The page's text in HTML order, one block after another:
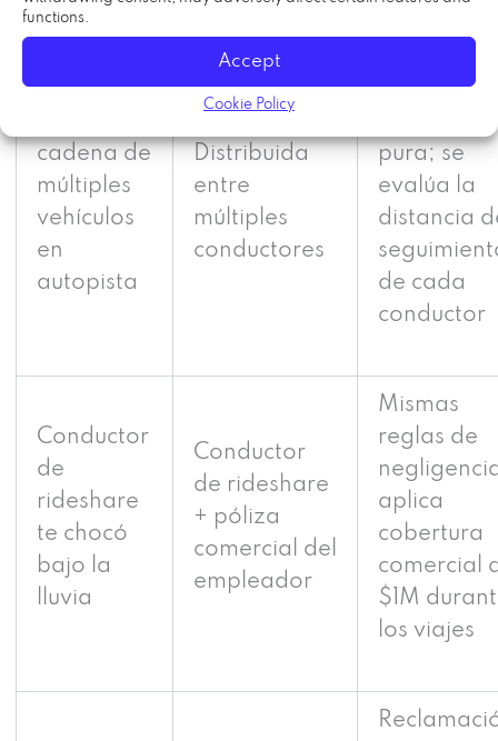
functions.
Accept
Cookie Policy
cadena de
múltiples
vehículos
en
autopista
Distribuida
entre
múltiples
conductores
Culpa
pura; se
evalúa la
distancia
de cada
conductor
Conductor
de
rideshare
te chocó
bajo la
lluvia
Conductor
de rideshare
+ póliza
comercial del
empleador
Mismas
reglas de
aplica
cobertura
comercial
$1M
los viajes